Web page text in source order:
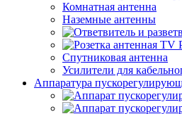
Комнатная антенна
Наземные антенны
Спутниковая антенна
Усилители для
Аппаратура